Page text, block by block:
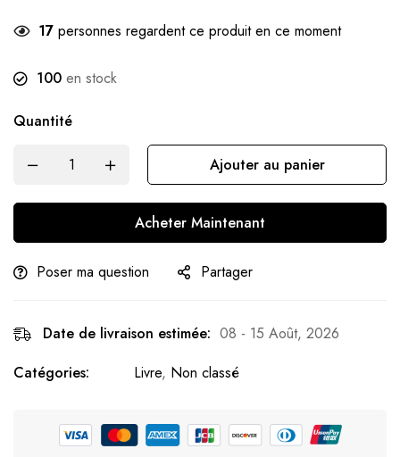
17 personnes regardent ce produit en ce moment
100 en stock
Quantité
Ajouter au panier
Acheter Maintenant
Poser ma question Partager
Date de livraison estimée: 08 - 15 Août, 2026
Catégories:
Livre, Non classé